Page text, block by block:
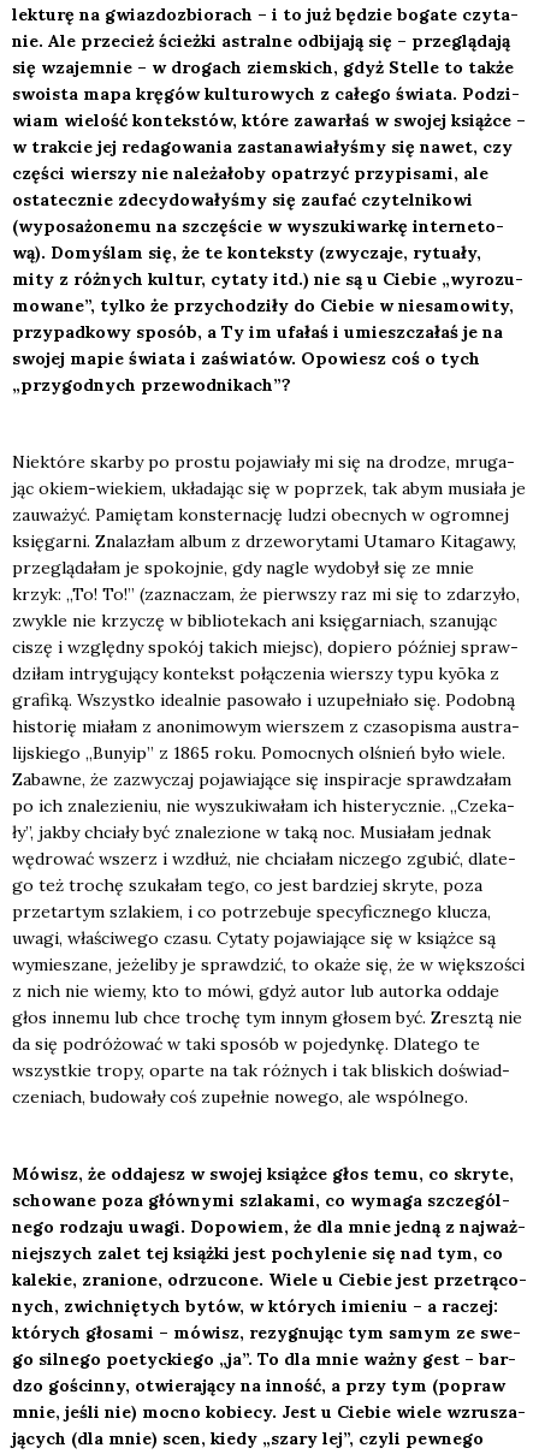
lek­tu­rę na gwiaz­do­zbio­rach – i to już będzie boga­te czy­ta­
nie. Ale prze­cież ścież­ki astral­ne odbi­ja­ją się – prze­glą­da­ją
się wza­jem­nie – w dro­gach ziem­skich, gdyż Stel­le to tak­że
swo­ista mapa krę­gów kul­tu­ro­wych z całe­go świa­ta. Podzi­
wiam wie­lość kon­tek­stów, któ­re zawar­łaś w swo­jej książ­ce –
w trak­cie jej reda­go­wa­nia zasta­na­wia­ły­śmy się nawet, czy
czę­ści wier­szy nie nale­ża­ło­by opa­trzyć przy­pi­sa­mi, ale
osta­tecz­nie zde­cy­do­wa­ły­śmy się zaufać czy­tel­ni­ko­wi
(wypo­sa­żo­ne­mu na szczę­ście w wyszu­ki­war­kę inter­ne­to­
wą). Domy­ślam się, że te kon­tek­sty (zwy­cza­je, rytu­ały,
mity z róż­nych kul­tur, cyta­ty itd.) nie są u Cie­bie „wyro­zu­
mo­wa­ne”, tyl­ko że przy­cho­dzi­ły do Cie­bie w nie­sa­mo­wi­ty,
przy­pad­ko­wy spo­sób, a Ty im ufa­łaś i umiesz­cza­łaś je na
swo­jej mapie świa­ta i zaświa­tów. Opo­wiesz coś o tych
„przy­god­nych prze­wod­ni­kach”?
Nie­któ­re skar­by po pro­stu poja­wia­ły mi się na dro­dze, mru­ga­
jąc okiem-wie­kiem, ukła­da­jąc się w poprzek, tak abym musia­ła je
zauwa­żyć. Pamię­tam kon­ster­na­cję ludzi obec­nych w ogrom­nej
księ­gar­ni. Zna­la­złam album z drze­wo­ry­ta­mi Uta­ma­ro Kita­ga­wy,
prze­glą­da­łam je spo­koj­nie, gdy nagle wydo­był się ze mnie
krzyk: „To! To!” (zazna­czam, że pierw­szy raz mi się to zda­rzy­ło,
zwy­kle nie krzy­czę w biblio­te­kach ani księ­gar­niach, sza­nu­jąc
ciszę i względ­ny spo­kój takich miejsc), dopie­ro póź­niej spraw­
dzi­łam intry­gu­ją­cy kon­tekst połą­cze­nia wier­szy typu kyōka z
gra­fi­ką. Wszyst­ko ide­al­nie paso­wa­ło i uzu­peł­nia­ło się. Podob­ną
histo­rię mia­łam z ano­ni­mo­wym wier­szem z cza­so­pi­sma austra­
lij­skie­go „Buny­ip” z 1865 roku. Pomoc­nych olśnień było wie­le.
Zabaw­ne, że zazwy­czaj poja­wia­ją­ce się inspi­ra­cje spraw­dza­łam
po ich zna­le­zie­niu, nie wyszu­ki­wa­łam ich histe­rycz­nie. „Cze­ka­
ły”, jak­by chcia­ły być zna­le­zio­ne w taką noc. Musia­łam jed­nak
wędro­wać wszerz i wzdłuż, nie chcia­łam nicze­go zgu­bić, dla­te­
go też tro­chę szu­ka­łam tego, co jest bar­dziej skry­te, poza
prze­tar­tym szla­kiem, i co potrze­bu­je spe­cy­ficz­ne­go klu­cza,
uwa­gi, wła­ści­we­go cza­su. Cyta­ty poja­wia­ją­ce się w książ­ce są
wymie­sza­ne, jeże­li­by je spraw­dzić, to oka­że się, że w więk­szo­ści
z nich nie wie­my, kto to mówi, gdyż autor lub autor­ka odda­je
głos inne­mu lub chce tro­chę tym innym gło­sem być. Zresz­tą nie
da się podró­żo­wać w taki spo­sób w poje­dyn­kę. Dla­te­go te
wszyst­kie tro­py, opar­te na tak róż­nych i tak bli­skich doświad­
cze­niach, budo­wa­ły coś zupeł­nie nowe­go, ale wspól­ne­go.
Mówisz, że odda­jesz w swo­jej książ­ce głos temu, co skry­te,
scho­wa­ne poza głów­ny­mi szla­ka­mi, co wyma­ga szcze­gól­
ne­go rodza­ju uwa­gi. Dopo­wiem, że dla mnie jed­ną z naj­waż­
niej­szych zalet tej książ­ki jest pochy­le­nie się nad tym, co
kale­kie, zra­nio­ne, odrzu­co­ne. Wie­le u Cie­bie jest prze­trą­co­
nych, zwich­nię­tych bytów, w któ­rych imie­niu – a raczej:
któ­rych gło­sa­mi – mówisz, rezy­gnu­jąc tym samym ze swe­
go sil­ne­go poetyc­kie­go „ja”. To dla mnie waż­ny gest – bar­
dzo gościn­ny, otwie­ra­ją­cy na inność, a przy tym (popraw
mnie, jeśli nie) moc­no kobie­cy. Jest u Cie­bie wie­le wzru­sza­
ją­cych (dla mnie) scen, kie­dy „sza­ry lej”, czy­li pew­ne­go